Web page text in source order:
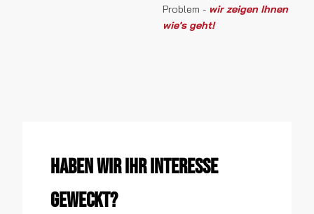
Problem - wir zeigen Ihnen
wie's geht!
Haben wir Ihr Interesse
geweckt?